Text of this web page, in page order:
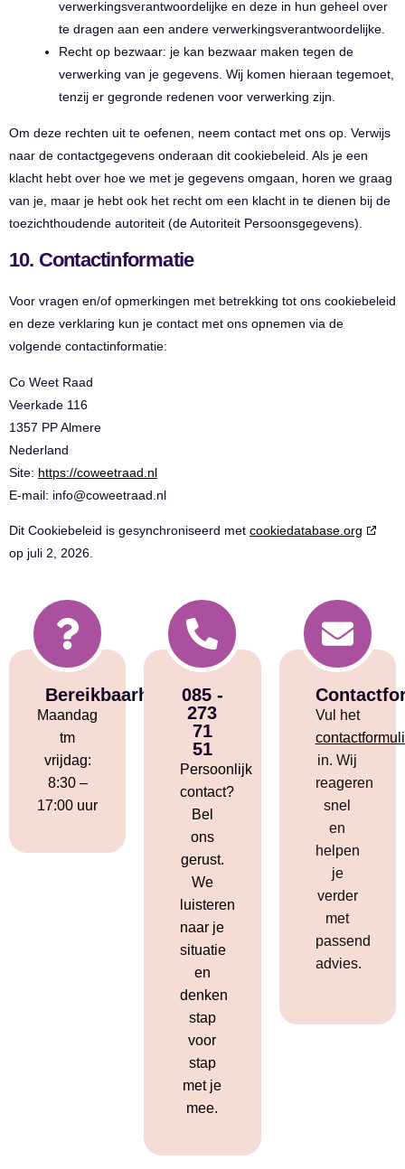
verwerkingsverantwoordelijke en deze in hun geheel over
te dragen aan een andere verwerkingsverantwoordelijke.
Recht op bezwaar: je kan bezwaar maken tegen de
verwerking van je gegevens. Wij komen hieraan tegemoet,
tenzij er gegronde redenen voor verwerking zijn.
Om deze rechten uit te oefenen, neem contact met ons op. Verwijs
naar de contactgegevens onderaan dit cookiebeleid. Als je een
klacht hebt over hoe we met je gegevens omgaan, horen we graag
van je, maar je hebt ook het recht om een klacht in te dienen bij de
toezichthoudende autoriteit (de Autoriteit Persoonsgegevens).
10. Contactinformatie
Voor vragen en/of opmerkingen met betrekking tot ons cookiebeleid
en deze verklaring kun je contact met ons opnemen via de
volgende contactinformatie:
Co Weet Raad
Veerkade 116
1357 PP Almere
Nederland
Site: https://coweetraad.nl
E-mail: info@coweetraad.nl
Dit Cookiebeleid is gesynchroniseerd met cookiedatabase.org
op juli 2, 2026.
Bereikbaarheid
Maandag
tm
vrijdag:
8:30 –
17:00 uur
085 -
273
71
51
Persoonlijk
contact?
Bel
ons
gerust.
We
luisteren
naar je
situatie
en
denken
stap
voor
stap
met je
mee.
Vul het
in. Wij
reageren
snel
en
helpen
je
verder
met
passend
advies.